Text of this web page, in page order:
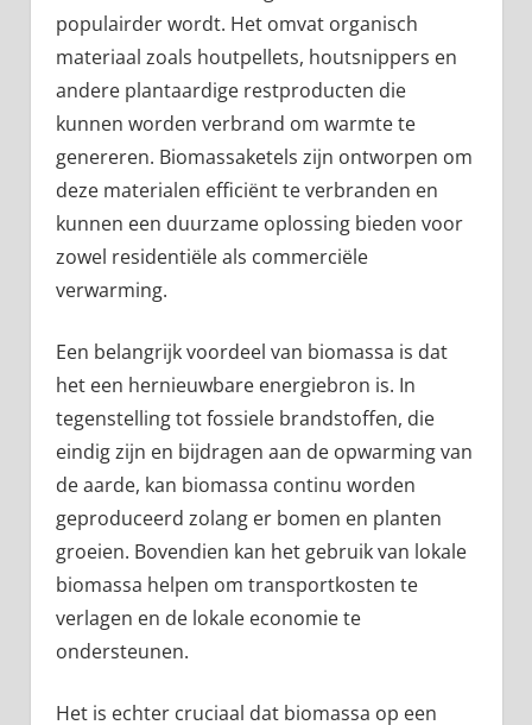
populairder wordt. Het omvat organisch
materiaal zoals houtpellets, houtsnippers en
andere plantaardige restproducten die
kunnen worden verbrand om warmte te
genereren. Biomassaketels zijn ontworpen om
deze materialen efficiënt te verbranden en
kunnen een duurzame oplossing bieden voor
zowel residentiële als commerciële
verwarming.
Een belangrijk voordeel van biomassa is dat
het een hernieuwbare energiebron is. In
tegenstelling tot fossiele brandstoffen, die
eindig zijn en bijdragen aan de opwarming van
de aarde, kan biomassa continu worden
geproduceerd zolang er bomen en planten
groeien. Bovendien kan het gebruik van lokale
biomassa helpen om transportkosten te
verlagen en de lokale economie te
ondersteunen.
Het is echter cruciaal dat biomassa op een